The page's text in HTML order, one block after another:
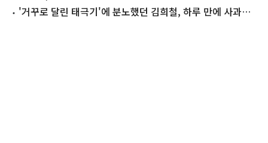
'거꾸로 달린 태극기'에 분노했던 김희철, 하루 만에 사과…